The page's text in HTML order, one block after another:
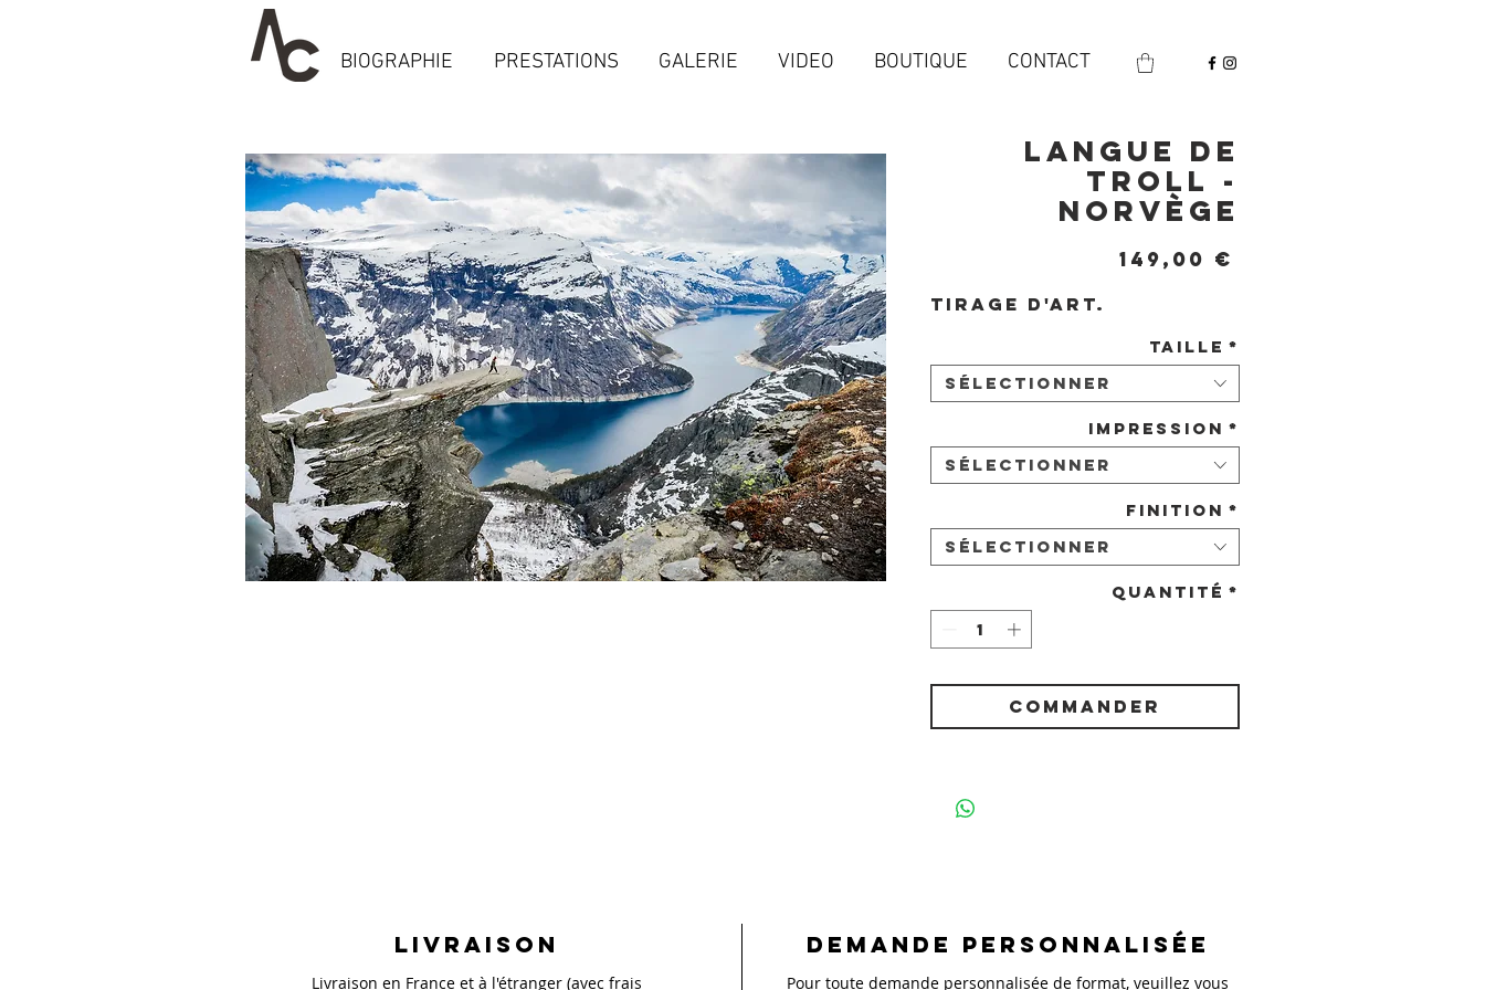
BIOGRAPHIE PRESTATIONS GALERIE VIDEO BOUTIQUE CONTACT
Langue de
Troll -
Norvège
149,00 €
Tirage d'art.
Taille *
Sélectionner
Impression *
Sélectionner
Finition *
Sélectionner
Quantité *
COMMANDER
Livraison
Livraison en France et à l'étranger (avec frais
Demande personnalisée
Pour toute demande personnalisée de format, veuillez vous